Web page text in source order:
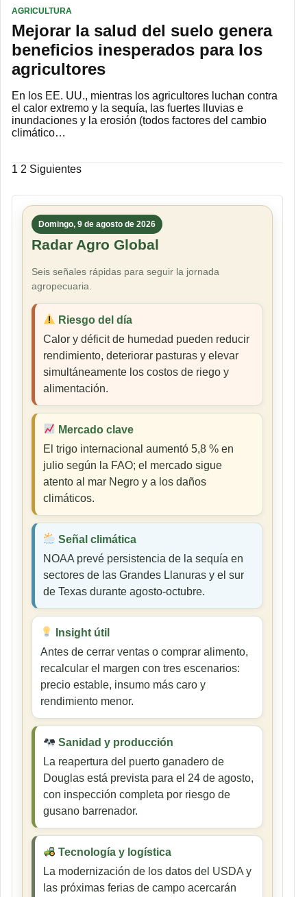
AGRICULTURA
Mejorar la salud del suelo genera
beneficios inesperados para los
agricultores
En los EE. UU., mientras los agricultores luchan contra
el calor extremo y la sequía, las fuertes lluvias e
inundaciones y la erosión (todos factores del cambio
climático…
Paginación
de
entradas
1 2 Siguientes
Domingo, 9 de agosto de 2026
Radar Agro Global
Seis señales rápidas para seguir la jornada
agropecuaria.
Riesgo del día
Calor y déficit de humedad pueden reducir
rendimiento, deteriorar pasturas y elevar
simultáneamente los costos de riego y
alimentación.
Mercado clave
El trigo internacional aumentó 5,8 % en
julio según la FAO; el mercado sigue
atento al mar Negro y a los daños
climáticos.
Señal climática
NOAA prevé persistencia de la sequía en
sectores de las Grandes Llanuras y el sur
de Texas durante agosto-octubre.
Insight útil
Antes de cerrar ventas o comprar alimento,
recalcular el margen con tres escenarios:
precio estable, insumo más caro y
rendimiento menor.
Sanidad y producción
La reapertura del puerto ganadero de
Douglas está prevista para el 24 de agosto,
con inspección completa por riesgo de
gusano barrenador.
Tecnología y logística
La modernización de los datos del USDA y
las próximas ferias de campo acercarán